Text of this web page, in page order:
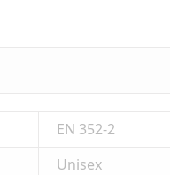
EN 352-2
Unisex